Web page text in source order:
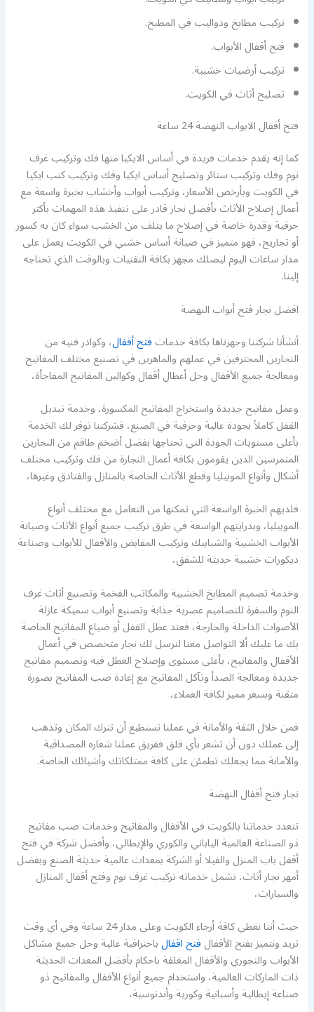
تركيب مطابخ ودواليب في المطبخ.
فتح أقفال الأبواب.
تركيب أرضيات خشبية.
تصليح أثاث في الكويت.
فتح أقفال الابواب النهضة 24 ساعة
كما إنه يقدم خدمات فريدة في أساس الايكيا منها فك وتركيب غرف
نوم وفك وتركيب ستائر وتصليح أساس ايكيا وفك وتركيب كنب ايكيا
في الكويت وبأرخص الأسعار، وتركيب أبواب وأخشاب بخبرة واسعة مع
أعمال إصلاح الأثاث بأفضل نجار قادر على تنفيذ هذه المهمات بأكثر
حرفية وقدرة خاصة في إصلاح ما يتلف من الخشب سواء كان به كسور
أو تجاريح، فهو متميز في صيانة أساس خشبي في الكويت يعمل على
مدار ساعات اليوم ليصلك مجهز بكافة التقنيات وبالوقت الذي تحتاجه
إلينا.
افضل نجار فتح أبواب النهضة
أنشأنا شركتنا وجهزناها بكافة خدماتفتح أقفال، وكوادر فنية من
النجارين المحترفين في عملهم والماهرين في تصنيع مختلف المفاتيح
ومعالجة جميع الأقفال وحل أعطال أقفال وكوالين المفاتيح المفاجأة،
وعمل مفاتيح جديدة واستخراج المفاتيح المكسورة، وخدمة تبديل
القفل كاملاً بجودة عالية وحرفية في الصنع، فشركتنا توفر لك الخدمة
بأعلى مستويات الجودة التي تحتاجها بفضل أضخم طاقم من النجارين
المتمرسين الذين يقومون بكافة أعمال النجارة من فك وتركيب مختلف
أشكال وأنواع الموبيليا وقطع الأثاث الخاصة بالمنازل والفنادق وغيرها،
فلديهم الخبرة الواسعة التي تمكنها من التعامل مع مختلف أنواع
الموبيليا، وبدرايتهم الواسعة في طرق تركيب جميع أنواع الأثاث وصيانة
الأبواب الخشبية والشبابيك وتركيب المقابض والأقفال للأبواب وصناعة
ديكورات خشبية حديثة للشقق،
وخدمة تصميم المطابخ الخشبية والمكاتب الفخمة وتصنيع أثاث غرف
النوم والسفرة للتصاميم عصرية جذابة وتصنيع أبواب سميكة عازلة
الأصوات الداخلة والخارجة، فعند عطل القفل أو ضياع المفاتيح الخاصة
بك ما عليك ألا التواصل معنا لنرسل لك نجار متخصص في أعمال
الأقفال والمفاتيح، بأعلى مستوى وإصلاح العطل فيه وتصميم مفاتيح
جديدة ومعالجة الصدأ وتآكل المفاتيح مع إعادة صب المفاتيح بصورة
متقنة وبسعر مميز لكافة العملاء،
فمن خلال الثقة والأمانة في عملنا تستطيع أن تترك المكان وتذهب
إلى عملك دون أن تشعر بأي قلق ففريق عملنا شعاره المصداقية
والأمانة مما يجعلك تطمئن على كافة ممتلكاتك وأشيائك الخاصة.
نجار فتح أقفال النهضة
تتعدد خدماتنا بالكويت في الأقفال والمفاتيح وخدمات صب مفاتيح
ذو الصناعة العالمية الياباني والكوري والإيطالي، وأفضل شركة في فتح
أقفل باب المنزل والفيلا أو الشركة بمعدات عالمية حديثة الصنع وبفضل
أمهر نجار أثاث، تشمل خدماته تركيب غرف نوم وفتح أقفال المنازل
والسيارات،
حيث أننا نغطي كافة أرجاء الكويت وعلى مدار 24 ساعة وفي أي وقت
تريد ونتميز بفتح الأقفالفتح اقفالباحترافية عالية وحل جميع مشاكل
الأبواب والتجوري والأقفال المغلقة باحكام بأفضل المعدات الحديثة
ذات الماركات العالمية، واستخدام جميع أنواع الأقفال والمفاتيح ذو
صناعة إيطالية وأسبانية وكورية وأندنوسية،